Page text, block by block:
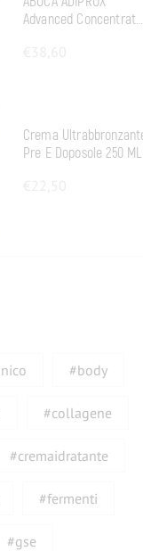
Advanced Concentrato
Crema Ultrabbronzante
Pre E Doposole 250 ML
#body
#collagene
#cremaidratante
#fermenti
#gse